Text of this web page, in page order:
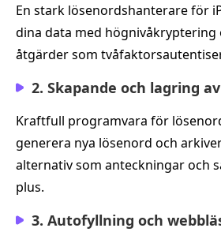
En stark lösenordshanterare för
dina data med högnivåkryptering
åtgärder som
2. Skapande och lagring
Kraftfull programvara för
generera nya lösenord och
alternativ som anteckningar och
plus.
3. Autofyllning och